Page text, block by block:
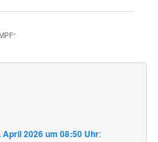
“
April 2026 um 08:50 Uhr: